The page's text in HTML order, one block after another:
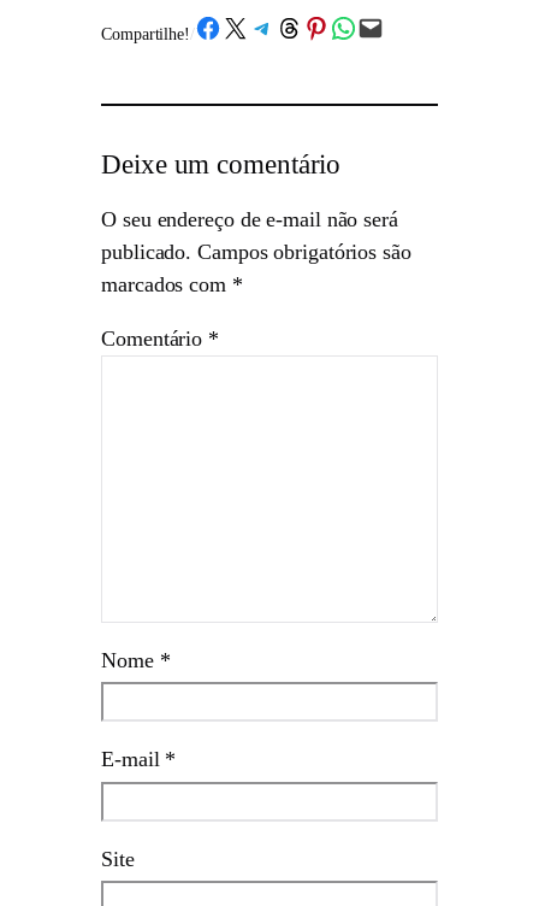
Compartilhe! /Share on Facebook
Share on X Share on Telegram
Share on Threads
Share on Pinterest
Share on WhatsApp
Email this Page
Deixe um comentário
O seu endereço de e-mail não será
publicado. Campos obrigatórios são
marcados com *
Comentário *
Nome *
E-mail *
Site